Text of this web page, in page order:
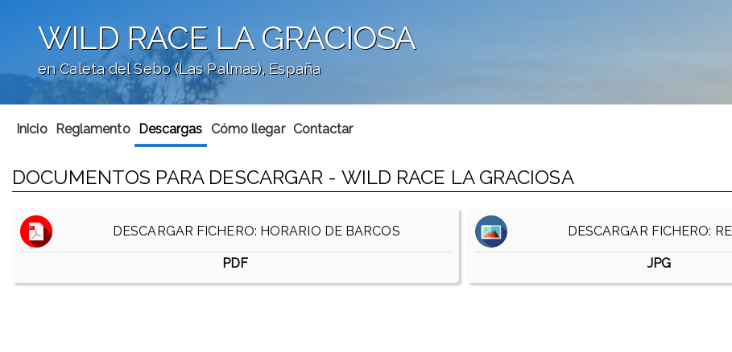
WILD RACE LA GRACIOSA
en Caleta del Sebo (Las Palmas), España
Inicio Reglamento Descargas Cómo llegar Contactar
DOCUMENTOS PARA DESCARGAR - WILD RACE LA GRACIOSA
DESCARGAR FICHERO: HORARIO DE BARCOS
PDF
DESCARGAR FICHERO:
JPG